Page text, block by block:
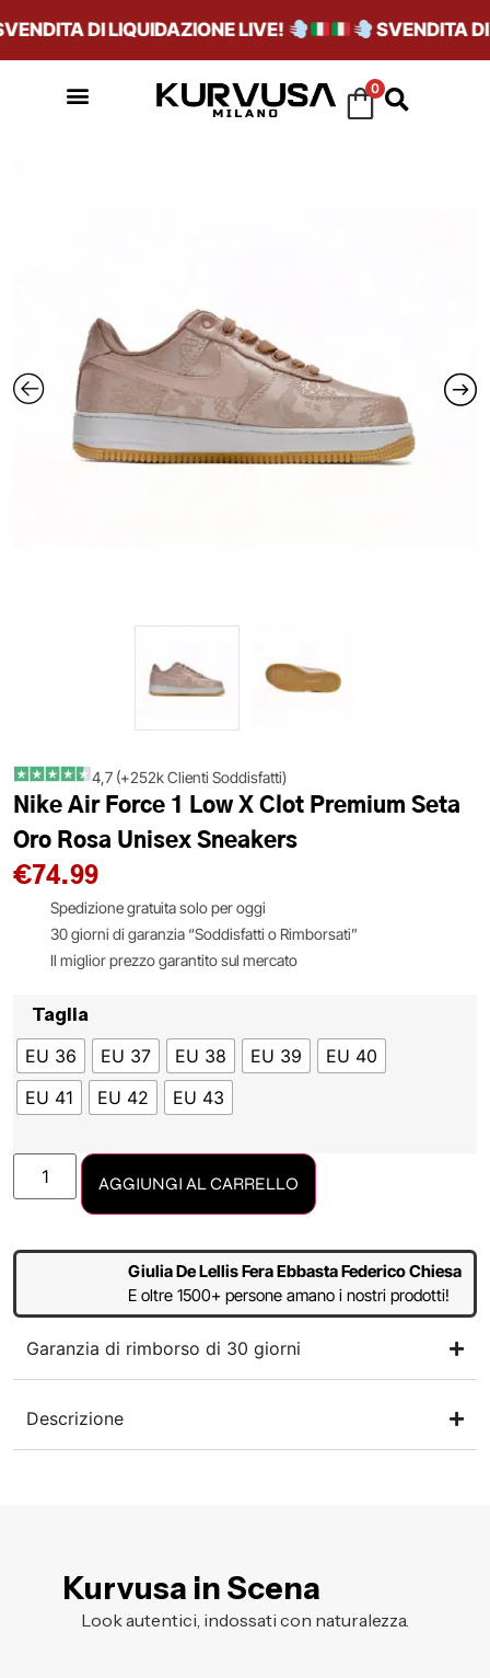
DI LIQUIDAZIONE LIVE! SVENDITA DI
0
4,7 (+252k Clienti Soddisfatti)
Nike Air Force 1 Low X Clot Premium Seta
Oro Rosa Unisex Sneakers
€74.99
Spedizione gratuita solo per oggi
30 giorni di garanzia “Soddisfatti o Rimborsati”
Il miglior prezzo garantito sul mercato
Taglia
EU 36
EU 37 EU 38 EU 39
EU 40
EU 41
EU 42 EU 43
AGGIUNGI AL CARRELLO
Giulia De Lellis Fera Ebbasta Federico Chiesa
E oltre 1500+ persone amano i nostri prodotti!
Garanzia di rimborso di 30 giorni
Descrizione
Kurvusa in Scena
Look autentici, indossati con naturalezza.